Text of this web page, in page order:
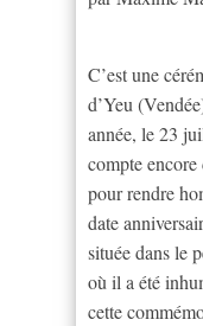
C’est une
d’Yeu
année, le 23
compte encore
pour rendre
date
située dans le
où il a été
cette